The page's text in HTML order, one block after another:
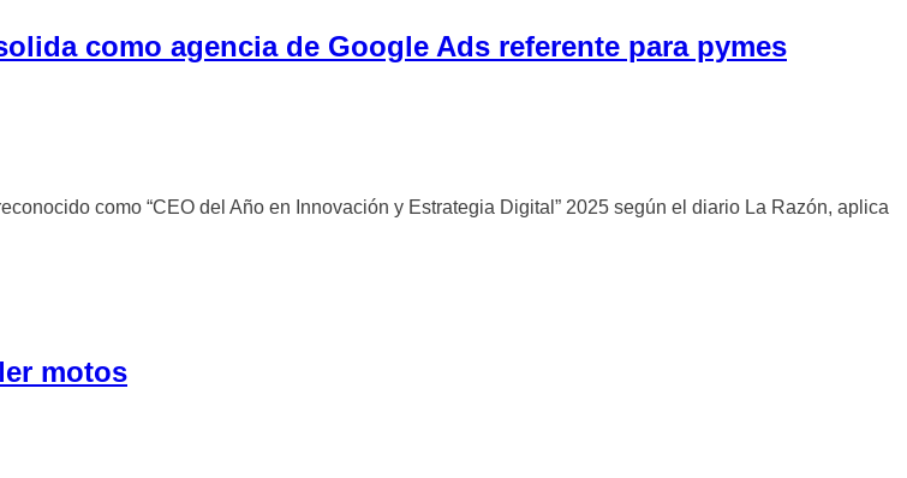
como agencia de Google Ads referente para pymes
como “CEO del Año en Innovación y Estrategia Digital” 2025 según el diario La Razón, aplica
motos